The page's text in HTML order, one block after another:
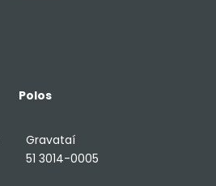
Polos
Gravataí
51 3014-0005